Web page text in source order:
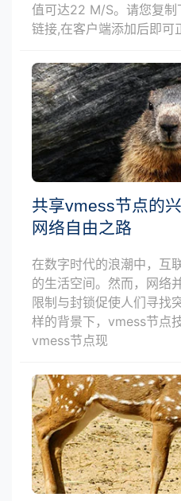
值可达22 M/S。请您复
链接,在客户端添加后即可
共享vmess节点的
网络自由之路
在数字时代的浪潮中，互
的生活空间。然而，网络
限制与封锁促使人们寻找
样的背景下，vmess节点
vmess节点现